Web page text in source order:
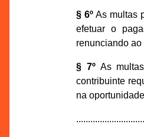
§ 6º As multas
efetuar o
renunciando
§ 7ºAs multas
contribuinte
na